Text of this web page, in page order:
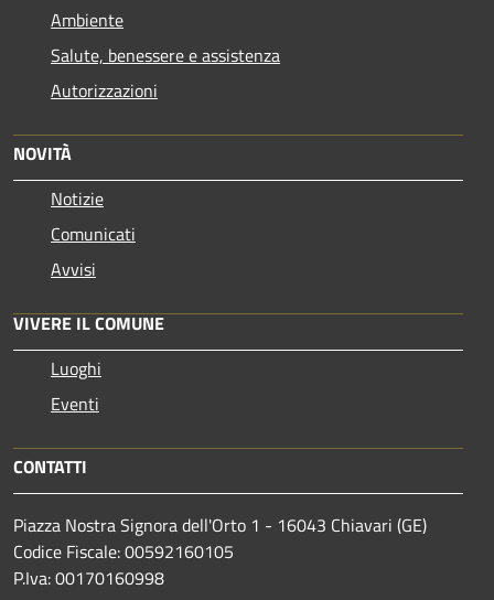
Ambiente
Salute, benessere e assistenza
Autorizzazioni
NOVITÀ
Notizie
Comunicati
Avvisi
VIVERE IL COMUNE
Luoghi
Eventi
CONTATTI
Piazza Nostra Signora dell'Orto 1 - 16043 Chiavari (GE)
Codice Fiscale: 00592160105
P.Iva: 00170160998